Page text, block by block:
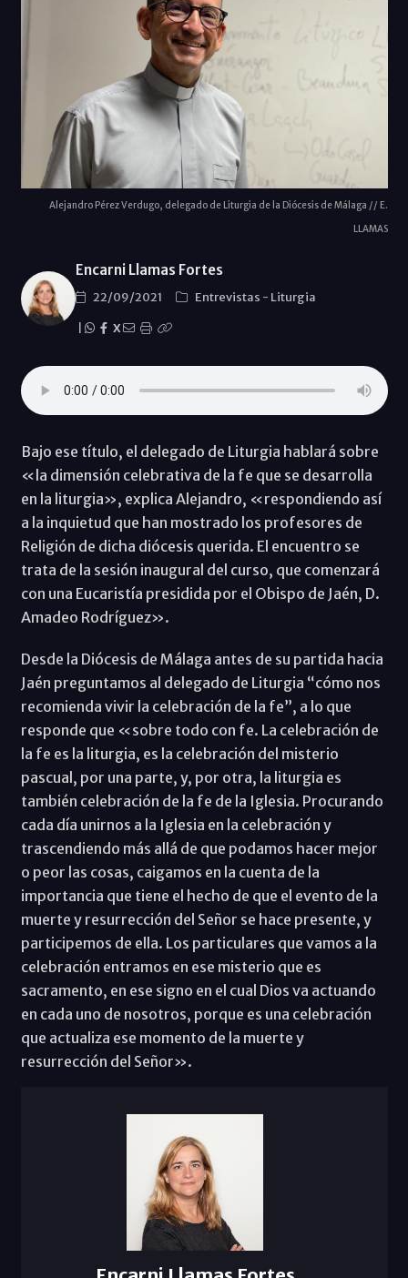
Alejandro Pérez Verdugo, delegado de Liturgia de la Diócesis de Málaga // E.
LLAMAS
Encarni Llamas Fortes
22/09/2021 Entrevistas - Liturgia
X
Bajo ese título, el delegado de Liturgia hablará sobre
«la dimensión celebrativa de la fe que se desarrolla
en la liturgia», explica Alejandro, «respondiendo así
a la inquietud que han mostrado los profesores de
Religión de dicha diócesis querida. El encuentro se
trata de la sesión inaugural del curso, que comenzará
con una Eucaristía presidida por el Obispo de Jaén, D.
Amadeo Rodríguez».
Desde la Diócesis de Málaga antes de su partida hacia
Jaén preguntamos al delegado de Liturgia “cómo nos
recomienda vivir la celebración de la fe”, a lo que
responde que «sobre todo con fe. La celebración de
la fe es la liturgia, es la celebración del misterio
pascual, por una parte, y, por otra, la liturgia es
también celebración de la fe de la Iglesia. Procurando
cada día unirnos a la Iglesia en la celebración y
trascendiendo más allá de que podamos hacer mejor
o peor las cosas, caigamos en la cuenta de la
importancia que tiene el hecho de que el evento de la
muerte y resurrección del Señor se hace presente, y
participemos de ella. Los particulares que vamos a la
celebración entramos en ese misterio que es
sacramento, en ese signo en el cual Dios va actuando
en cada uno de nosotros, porque es una celebración
que actualiza ese momento de la muerte y
resurrección del Señor».